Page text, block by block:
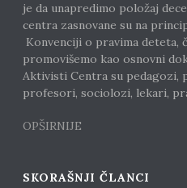
je da unapredimo položaj
centra zasnovane su na
Konvenciji o pravima deteta,
promovišemo kao osnovni
Aktivisti Centra su pedagozi,
profesori, sociolozi, lekari,
OPŠIRNIJE
SKORAŠNJI ČLANCI